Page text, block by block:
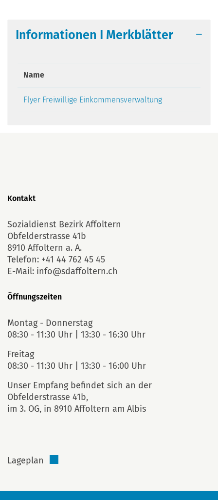
Informationen I Merkblätter
Name
Flyer Freiwillige Einkommensverwaltung
Kontakt
Sozialdienst Bezirk Affoltern
Obfelderstrasse 41b
8910 Affoltern a. A.
Telefon: +41 44 762 45 45
E-Mail: info@sdaffoltern.ch
Öffnungszeiten
Montag - Donnerstag
08:30 - 11:30 Uhr | 13:30 - 16:30 Uhr
Freitag
08:30 - 11:30 Uhr | 13:30 - 16:00 Uhr
Unser Empfang befindet sich an der
Obfelderstrasse 41b,
im 3. OG, in 8910 Affoltern am Albis
Lageplan